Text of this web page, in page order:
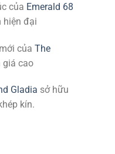
của Emerald 68
hiện đại
của The
giá cao
Gladia sở hữu
kín.